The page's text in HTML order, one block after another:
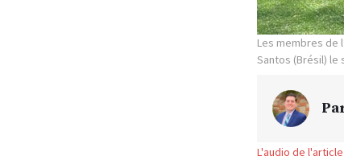
Les membres de
Santos (Brésil) le
L'audio de